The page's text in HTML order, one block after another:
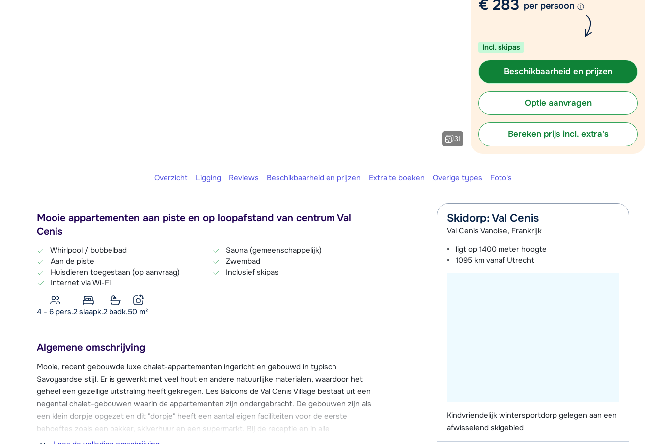
Plan een terugbelverzoek
Chat met wintersportspecialist
Bel ons via 0348 - 43 46 49
31
€ 283 per persoon
Incl. skipas
Beschikbaarheid en prijzen
Optie aanvragen
Bereken prijs incl. extra's
Overzicht Ligging Reviews Beschikbaarheid en prijzen Extra te boeken Overige types Foto's
Mooie appartementen aan piste en op loopafstand van centrum Val
Cenis
Whirlpool / bubbelbad
Aan de piste
Huisdieren toegestaan (op aanvraag)
Internet via Wi-Fi
Sauna (gemeenschappelijk)
Zwembad
Inclusief skipas
4 - 6 pers.2 slaapk.2 badk.50 m²
Algemene omschrijving
Mooie, recent gebouwde luxe chalet-appartementen ingericht en gebouwd in typisch
Savoyaardse stijl. Er is gewerkt met veel hout en andere natuurlijke materialen, waardoor het
geheel een gezellige uitstraling heeft gekregen. Les Balcons de Val Cenis Village bestaat uit een
negental chalet-gebouwen waarin de appartementen zijn ondergebracht. De gebouwen zijn als
een klein dorpje opgezet en dit "dorpje" heeft een aantal eigen faciliteiten voor de eerste
behoeftes zoals een bakker, skiverhuur en een supermarkt. Bij de receptie en in alle
appartementen is er gratis Wi-Fi verbinding. Elk appartement heeft een eigen skilocker.
Skidorp: Val Cenis
Val Cenis Vanoise, Frankrijk
ligt op1400 meter hoogte
1095 km vanaf Utrecht
Kindvriendelijk wintersportdorp gelegen aan een
afwisselend skigebied